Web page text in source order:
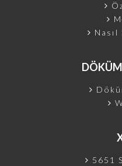
Nasıl
5651